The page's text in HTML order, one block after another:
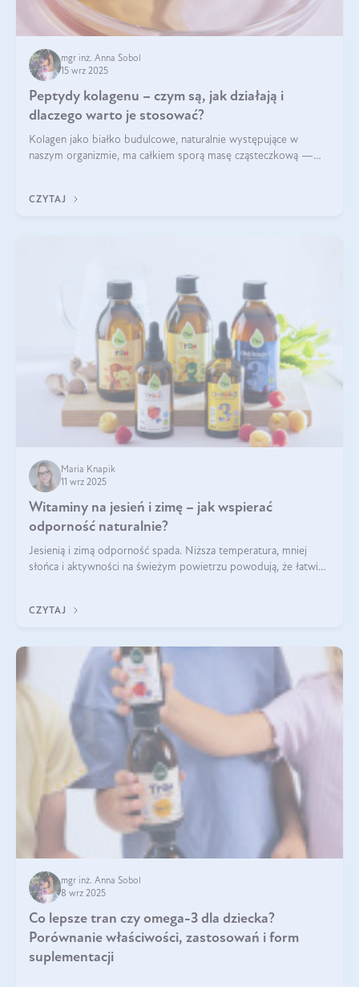
mgr inż. Anna Sobol
15 wrz 2025
Peptydy kolagenu – czym są, jak działają i
dlaczego warto je stosować?
Kolagen jako białko budulcowe, naturalnie występujące w
naszym organizmie, ma całkiem sporą masę cząsteczkową —
bardziej biodostępny
CZYTAJ
Maria Knapik
11 wrz 2025
Witaminy na jesień i zimę – jak wspierać
odporność naturalnie?
Jesienią i zimą odporność spada. Niższa temperatura, mniej
słońca i aktywności na świeżym powietrzu powodują, że łatwiej
suplementować jesienią i zimą?
CZYTAJ
mgr inż. Anna Sobol
8 wrz 2025
Co lepsze tran czy omega-3 dla dziecka?
Porównanie właściwości, zastosowań i form
suplementacji